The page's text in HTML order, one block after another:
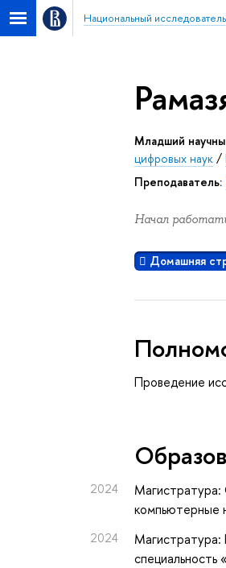
Национальный
Младший
цифровых наук /
Преподаватель:
Начал
Домашняя
Проведение
2024
Магистратура:
компьютерные
2024
Магистратура: